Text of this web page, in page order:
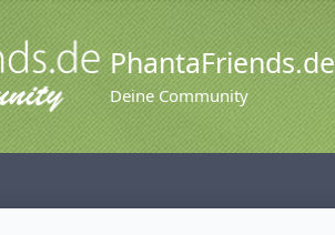
PhantaFriends.de
Deine Community